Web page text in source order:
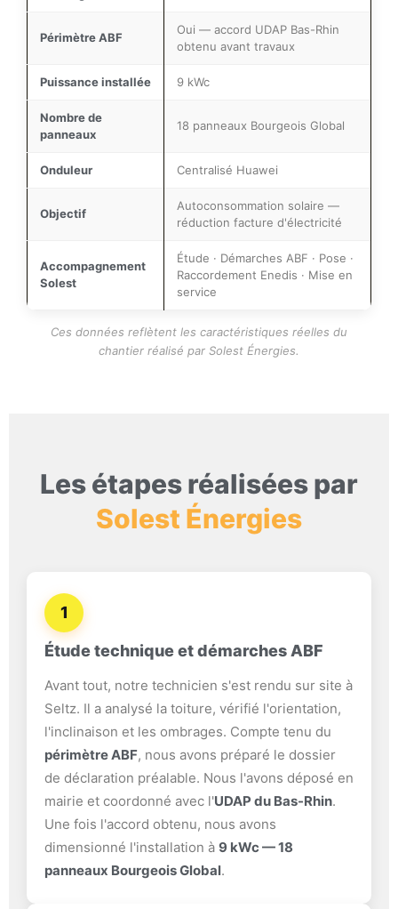
Périmètre ABF
Oui — accord UDAP Bas-Rhin
obtenu avant travaux
Puissance installée 9 kWc
Nombre de
panneaux
18 panneaux Bourgeois Global
Onduleur Centralisé Huawei
Objectif
Autoconsommation solaire —
réduction facture d'électricité
Accompagnement
Solest
Étude · Démarches ABF · Pose ·
Raccordement Enedis · Mise en
service
Ces données reflètent les caractéristiques réelles du
chantier réalisé par Solest Énergies.
Les étapes réalisées par
Solest Énergies
1
Étude technique et démarches ABF
Avant tout, notre technicien s'est rendu sur site à
Seltz. Il a analysé la toiture, vérifié l'orientation,
l'inclinaison et les ombrages. Compte tenu du
périmètre ABF, nous avons préparé le dossier
de déclaration préalable. Nous l'avons déposé en
mairie et coordonné avec l'UDAP du Bas-Rhin.
Une fois l'accord obtenu, nous avons
dimensionné l'installation à 9 kWc — 18
panneaux Bourgeois Global.